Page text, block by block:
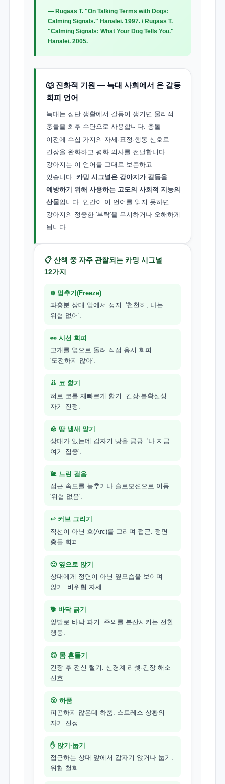
— Rugaas T. "On Talking Terms with Dogs:
Calming Signals." Hanalei. 1997. / Rugaas T.
"Calming Signals: What Your Dog Tells You."
Hanalei. 2005.
🐺 진화적 기원 — 늑대 사회에서 온 갈등
회피 언어
늑대는 집단 생활에서 갈등이 생기면 물리적
충돌을 최후 수단으로 사용합니다. 충돌
이전에 수십 가지의 자세·표정·행동 신호로
긴장을 완화하고 평화 의사를 전달합니다.
강아지는 이 언어를 그대로 보존하고
있습니다. 카밍 시그널은 강아지가 갈등을
예방하기 위해 사용하는 고도의 사회적 지능의
산물입니다. 인간이 이 언어를 읽지 못하면
강아지의 정중한 '부탁'을 무시하거나 오해하게
됩니다.
📋 산책 중 자주 관찰되는 카밍 시그널
12가지
❄️ 멈추기(Freeze)
과흥분 상대 앞에서 정지. '천천히, 나는
위협 없어'.
👀 시선 회피
고개를 옆으로 돌려 직접 응시 회피.
'도전하지 않아'.
👃 코 핥기
혀로 코를 재빠르게 핥기. 긴장·불확실성
자기 진정.
🪨 땅 냄새 맡기
상대가 있는데 갑자기 땅을 킁킁. '나 지금
여기 집중'.
🐌 느린 걸음
접근 속도를 늦추거나 슬로모션으로 이동.
'위협 없음'.
↩️ 커브 그리기
직선이 아닌 호(Arc)를 그리며 접근. 정면
충돌 회피.
🙂 옆으로 앉기
상대에게 정면이 아닌 옆모습을 보이며
앉기. 비위협 자세.
🐕 바닥 긁기
앞발로 바닥 파기. 주의를 분산시키는 전환
행동.
🙃 몸 흔들기
긴장 후 전신 털기. 신경계 리셋·긴장 해소
신호.
😮 하품
피곤하지 않은데 하품. 스트레스 상황의
자기 진정.
✋ 앉기·눕기
접근하는 상대 앞에서 갑자기 앉거나 눕기.
위협 철회.